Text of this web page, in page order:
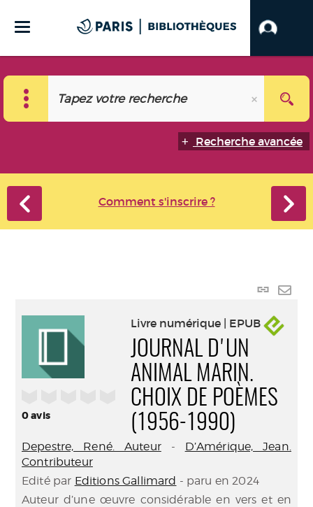
Recherche avancée
Comment s'inscrire ?
Lien
0avis
Livre numérique | EPUB
JOURNAL D'UN
ANIMAL MARIN.
CHOIX DE POÈMES
(1956-1990)
Depestre, René. Auteur- D’Amérique, Jean.
Contributeur
Edité par Editions Gallimard - paru en 2024
Auteur d’une œuvre considérable en vers et en